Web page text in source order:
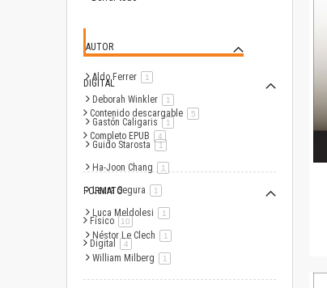
AUTOR
Aldo Ferrer 1
Deborah Winkler 1
Gastón Caligaris 1 artículo
Guido Starosta 1artículo
Ha-Joon Chang 1
Laura Segura 1
Luca Meldolesi 1
Néstor Le Clech 1
William Milberg 1
DIGITAL
Contenido descargable 5artículo
Completo EPUB 4
FORMATO
Físico 10
Digital 4